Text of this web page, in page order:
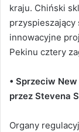
kraju. Chiński
innowacyjne
Pekinu cztery
• Sprzeciw
przez Stevena
Organy